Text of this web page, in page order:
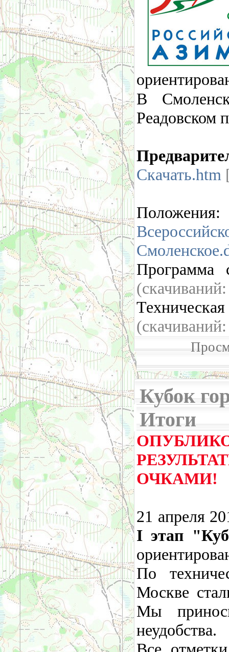
В
Реадовском
Скачать.htm
Положения:
Программа
Кубок
Итоги
ОЧКАМИ!
21 апреля
I этап
По
Москве
Мы
неудобства.